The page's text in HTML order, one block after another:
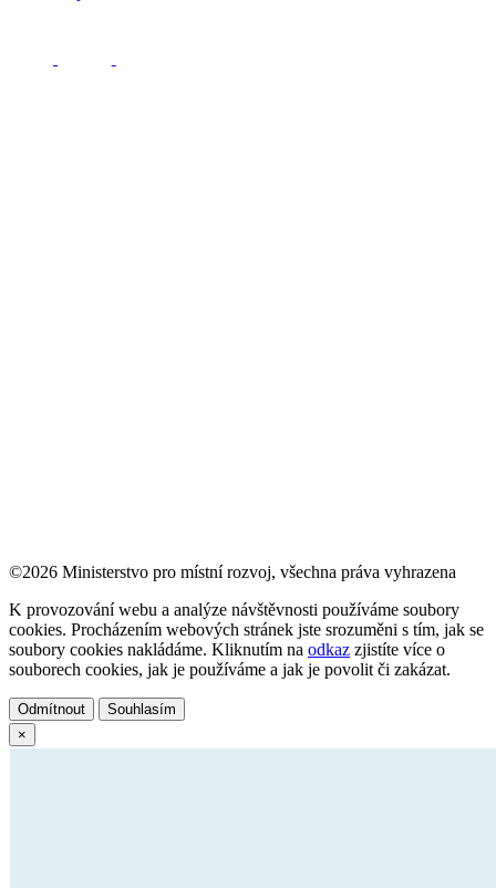
©2026 Ministerstvo pro místní rozvoj, všechna práva vyhrazena
K provozování webu a analýze návštěvnosti používáme soubory
cookies. Procházením webových stránek jste srozuměni s tím, jak se
soubory cookies nakládáme. Kliknutím na odkaz zjistíte více o
souborech cookies, jak je používáme a jak je povolit či zakázat.
Odmítnout
Souhlasím
×